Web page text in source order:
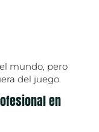
mundo, pero
del juego.
en